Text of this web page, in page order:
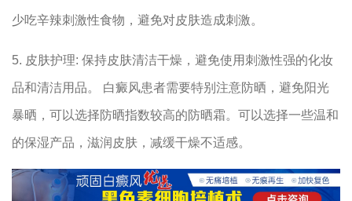
少吃辛辣刺激性食物，避免对皮肤造成刺激。
5. 皮肤护理: 保持皮肤清洁干燥，避免使用刺激性强的化妆
品和清洁用品。 白癜风患者需要特别注意防晒，避免阳光
暴晒，可以选择防晒指数较高的防晒霜。可以选择一些温和
的保湿产品，滋润皮肤，减缓干燥不适感。